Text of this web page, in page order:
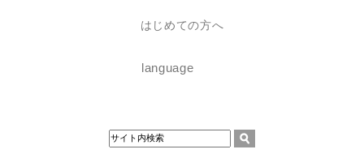
はじめての方へ
language